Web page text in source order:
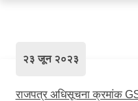
२३ जून २०२३
राजपत्र अधिसूचना क्रमांक